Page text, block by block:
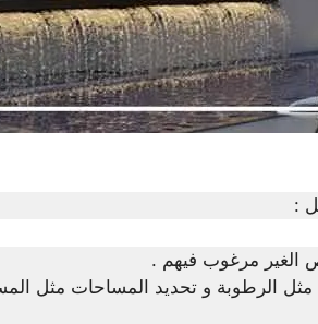
:
الغير مرغوب فيهم .
مثل الرطوبة و تحديد المساحات مثل